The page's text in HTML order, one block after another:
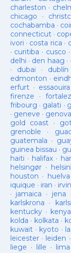
charleston ·
chicago ·
cochabamba ·
connecticut·
ivori · costa rica ·
· curitiba · cusco ·
delhi · den haag ·
· dubai · dublín
edmonton ·
erfurt· essaouira
firenze ·
fribourg · galati ·
· geneve · genova
gold coast ·
grenoble ·
guatemala ·
guinea bissau ·
haiti · halifax ·
helsingør·
houston · huelva
iquique · iran ·
· jamaica · jena
karlskrona ·
kentucky· kenya
kolda · kolkata ·
kuwait· kyoto ·
leicester· leiden ·
liege · lille · lima